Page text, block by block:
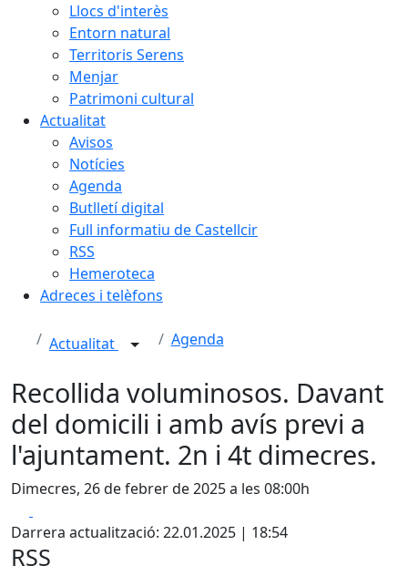
Llocs d'interès
Entorn natural
Territoris Serens
Menjar
Patrimoni cultural
Actualitat
Avisos
Notícies
Agenda
Butlletí digital
Full informatiu de Castellcir
RSS
Hemeroteca
Adreces i telèfons
Actualitat Agenda
Recollida voluminosos. Davant
del domicili i amb avís previ a
l'ajuntament. 2n i 4t dimecres.
Dimecres, 26 de febrer de 2025 a les 08:00h
Darrera actualització: 22.01.2025 | 18:54
RSS